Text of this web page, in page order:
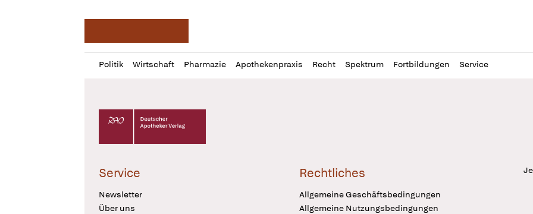
Politik Wirtschaft Pharmazie Apothekenpraxis Recht Spektrum Fortbildungen Service
Profil
öffnen
Daz
Pur
Deutscher Apotheker Verlag Logo
Service
Newsletter
Über uns
Rechtliches
Allgemeine Geschäftsbedingungen
Allgemeine Nutzungsbedingungen